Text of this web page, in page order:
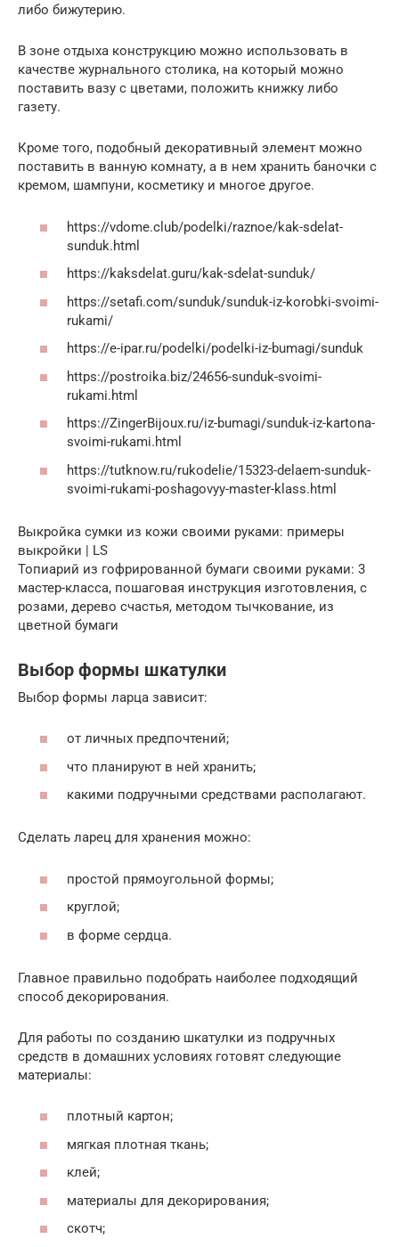
либо бижутерию.
В зоне отдыха конструкцию можно использовать в
качестве журнального столика, на который можно
поставить вазу с цветами, положить книжку либо
газету.
Кроме того, подобный декоративный элемент можно
поставить в ванную комнату, а в нем хранить баночки с
кремом, шампуни, косметику и многое другое.
https://vdome.club/podelki/raznoe/kak-sdelat-
sunduk.html
https://kaksdelat.guru/kak-sdelat-sunduk/
https://setafi.com/sunduk/sunduk-iz-korobki-svoimi-
rukami/
https://e-ipar.ru/podelki/podelki-iz-bumagi/sunduk
https://postroika.biz/24656-sunduk-svoimi-
rukami.html
https://ZingerBijoux.ru/iz-bumagi/sunduk-iz-kartona-
svoimi-rukami.html
https://tutknow.ru/rukodelie/15323-delaem-sunduk-
svoimi-rukami-poshagovyy-master-klass.html
Выкройка сумки из кожи своими руками: примеры
выкройки | LS
Топиарий из гофрированной бумаги своими руками: 3
мастер-класса, пошаговая инструкция изготовления, с
розами, дерево счастья, методом тычкование, из
цветной бумаги
Выбор формы шкатулки
Выбор формы ларца зависит:
от личных предпочтений;
что планируют в ней хранить;
какими подручными средствами располагают.
Сделать ларец для хранения можно:
простой прямоугольной формы;
круглой;
в форме сердца.
Главное правильно подобрать наиболее подходящий
способ декорирования.
Для работы по созданию шкатулки из подручных
средств в домашних условиях готовят следующие
материалы:
плотный картон;
мягкая плотная ткань;
клей;
материалы для декорирования;
скотч;